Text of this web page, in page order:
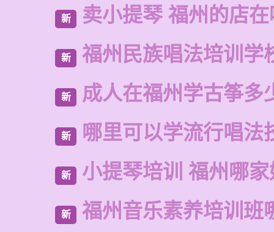
新 卖小提琴 福州的店
新 福州民族唱法培训学
新 成人在福州学古筝多
新 哪里可以学流行唱法
新 小提琴培训 福州哪
新 福州音乐素养培训班